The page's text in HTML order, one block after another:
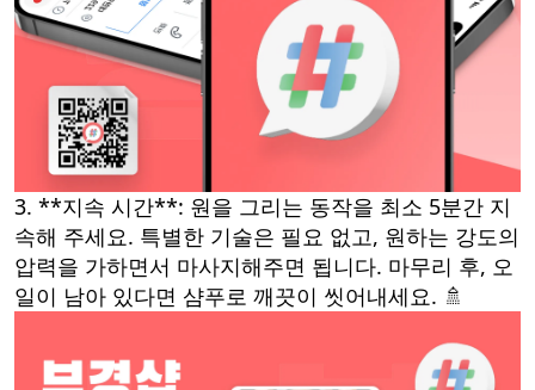
3. **지속 시간**: 원을 그리는 동작을 최소 5분간 지
속해 주세요. 특별한 기술은 필요 없고, 원하는 강도의
압력을 가하면서 마사지해주면 됩니다. 마무리 후, 오
일이 남아 있다면 샴푸로 깨끗이 씻어내세요. 🚿